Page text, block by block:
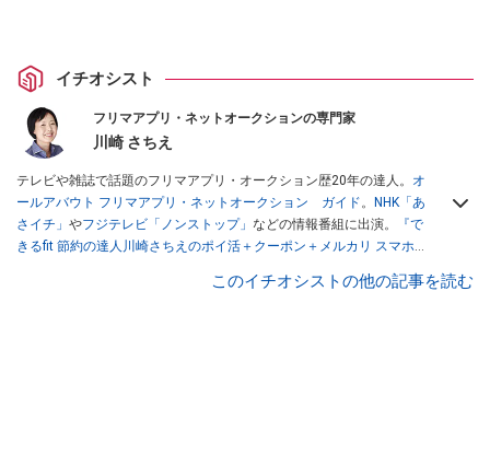
イチオシスト
フリマアプリ・ネットオークションの専門家
川崎 さちえ
テレビや雑誌で話題のフリマアプリ・オークション歴20年の達人。 オ
ールアバウト フリマアプリ・ネットオークション ガイド。
NHK「あ
さイチ」 やフジテレビ「ノンストップ」 などの情報番組に出演。
『で
きるfit 節約の達人川崎さちえのポイ活＋クーポン＋メルカリ スマホで
スマホ1つでスキマ時間に効率的に稼ぐ！』（翔泳社刊） ほか著書多
このイチオシストの他の記事を読む